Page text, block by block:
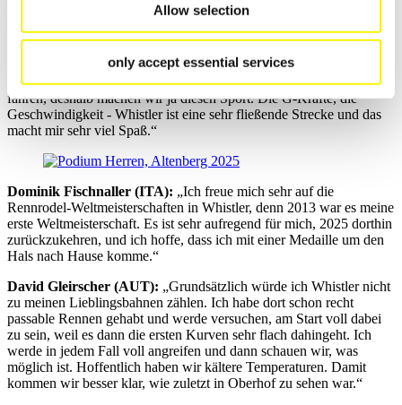
Allow selection
only accept essential services
amerikanische Fans vor Ort sein werden, um uns zu unterstützen.
Wir lieben es, das zu sehen. Jedes Mal, wenn wir unsere Familie
Heimat zu haben, hilft uns sehr. Ich mag die Strecke, sie ist schnell,
aber sie macht auch viel Spaß. Es macht einfach Spaß, so schnell zu
fahren, deshalb machen wir ja diesen Sport. Die G-Kräfte, die
Geschwindigkeit - Whistler ist eine sehr fließende Strecke und das
macht mir sehr viel Spaß.“
Dominik Fischnaller (ITA): „Ich freue mich sehr auf die
Rennrodel-Weltmeisterschaften in Whistler, denn 2013 war es meine
erste Weltmeisterschaft. Es ist sehr aufregend für mich, 2025 dorthin
zurückzukehren, und ich hoffe, dass ich mit einer Medaille um den
Hals nach Hause komme.“
David Gleirscher (AUT): „Grundsätzlich würde ich Whistler nicht
zu meinen Lieblingsbahnen zählen. Ich habe dort schon recht
passable Rennen gehabt und werde versuchen, am Start voll dabei
zu sein, weil es dann die ersten Kurven sehr flach dahingeht. Ich
werde in jedem Fall voll angreifen und dann schauen wir, was
möglich ist. Hoffentlich haben wir kältere Temperaturen. Damit
kommen wir besser klar, wie zuletzt in Oberhof zu sehen war.“